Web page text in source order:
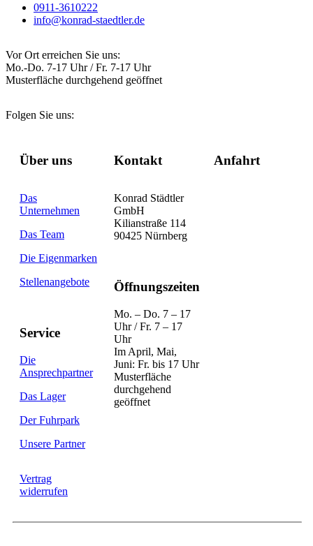
0911-3610222
info@konrad-staedtler.de
Vor Ort erreichen Sie uns:
Mo.-Do. 7-17 Uhr / Fr. 7-17 Uhr
Musterfläche durchgehend geöffnet
Folgen Sie uns:
Über uns
Das
Unternehmen
Das Team
Die Eigenmarken
Stellenangebote
Service
Die
Ansprechpartner
Das Lager
Der Fuhrpark
Unsere Partner
Vertrag
widerrufen
Kontakt
Konrad Städtler
GmbH
Kilianstraße 114
90425 Nürnberg
Öffnungszeiten
Mo. – Do. 7 – 17
Uhr / Fr. 7 – 17
Uhr
Im April, Mai,
Juni: Fr. bis 17 Uhr
Musterfläche
durchgehend
geöffnet
Anfahrt